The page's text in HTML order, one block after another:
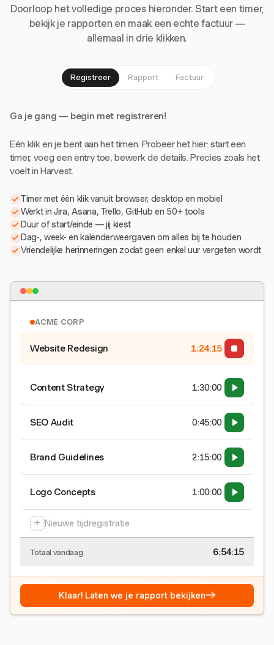
Doorloop het volledige proces hieronder. Start een timer,
bekijk je rapporten en maak een echte factuur —
allemaal in drie klikken.
Registreer Rapport Factuur
Ga je gang — begin met registreren!
Eén klik en je bent aan het timen. Probeer het hier: start een
timer, voeg een entry toe, bewerk de details. Precies zoals het
voelt in Harvest.
Timer met één klik vanuit browser, desktop en mobiel
Werkt in Jira, Asana, Trello, GitHub en 50+ tools
Duur of start/einde — jij kiest
Dag-, week- en kalenderweergaven om alles bij te houden
Vriendelijke herinneringen zodat geen enkel uur vergeten wordt
ACME CORP
Website Redesign 1:24:15
Content Strategy 1:30:00
SEO Audit 0:45:00
Brand Guidelines 2:15:00
Logo Concepts 1:00:00
+ Nieuwe tijdregistratie
Totaal vandaag 6:54:15
Klaar! Laten we je rapport bekijken→